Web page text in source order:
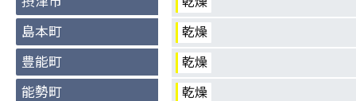
島本町 乾燥
豊能町 乾燥
能勢町 乾燥